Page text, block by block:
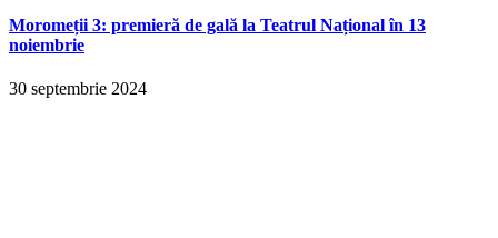
Moromeții 3: premieră de gală la Teatrul Național în 13
noiembrie
30 septembrie 2024